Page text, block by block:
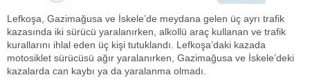
Lefkoşa, Gazimağusa ve İskele’de meydana gelen üç ayrı trafik
kazasında iki sürücü yaralanırken, alkollü araç kullanan ve trafik
kurallarını ihlal eden üç kişi tutuklandı. Lefkoşa’daki kazada
motosiklet sürücüsü ağır yaralanırken, Gazimağusa ve İskele’deki
kazalarda can kaybı ya da yaralanma olmadı.